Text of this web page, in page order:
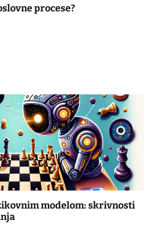
procese?
modelom: skrivnosti